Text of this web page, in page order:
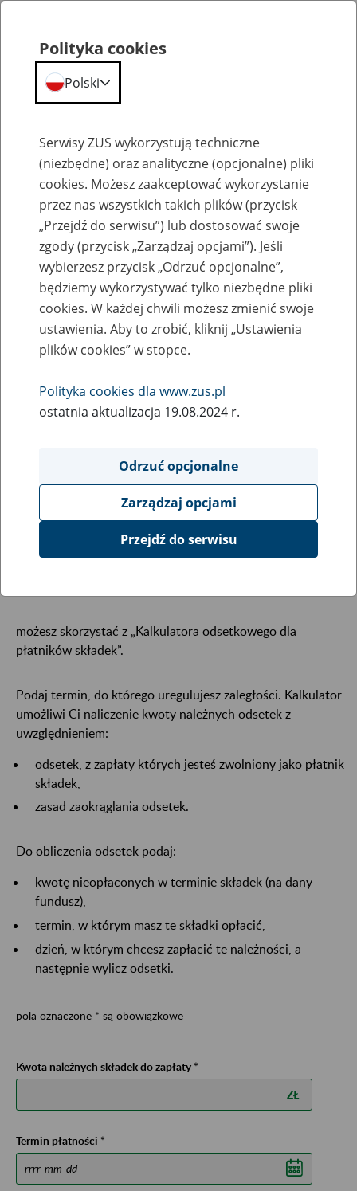
Rozliczenia z ZUS
Kalkulator odsetkowy dla
płatników składek
Jesteś płatnikiem i spóźniłeś się z opłaceniem składek?
opóźnienie.
opóźnienie w opłaceniu składek na:
ubezpieczenia społeczne,
Fundusz Emerytur Pomostowych,
ubezpieczenie zdrowotne,
Fundusz Pracy i Fundusz Solidarnościowy,
możesz skorzystać z „Kalkulatora odsetkowego dla
płatników składek”.
Podaj termin, do którego uregulujesz zaległości. Kalkulator
umożliwi Ci naliczenie kwoty należnych odsetek z
uwzględnieniem:
odsetek, z zapłaty których jesteś zwolniony jako płatnik
składek,
zasad zaokrąglania odsetek.
Do obliczenia odsetek podaj:
kwotę nieopłaconych w terminie składek (na dany
fundusz),
termin, w którym masz te składki opłacić,
dzień, w którym chcesz zapłacić te należności, a
następnie wylicz odsetki.
pola oznaczone * są obowiązkowe
Kwota należnych składek do zapłaty *
ZŁ
Termin płatności *
Polityka cookies
Polski
Serwisy ZUS wykorzystują techniczne
(niezbędne) oraz analityczne (opcjonalne) pliki
cookies. Możesz zaakceptować wykorzystanie
przez nas wszystkich takich plików (przycisk
„Przejdź do serwisu”) lub dostosować swoje
zgody (przycisk „Zarządzaj opcjami”). Jeśli
wybierzesz przycisk „Odrzuć opcjonalne”,
będziemy wykorzystywać tylko niezbędne pliki
cookies. W każdej chwili możesz zmienić swoje
ustawienia. Aby to zrobić, kliknij „Ustawienia
plików cookies” w stopce.
Polityka cookies dla www.zus.pl
ostatnia aktualizacja 19.08.2024 r.
Odrzuć opcjonalne
Zarządzaj opcjami
Przejdź do serwisu